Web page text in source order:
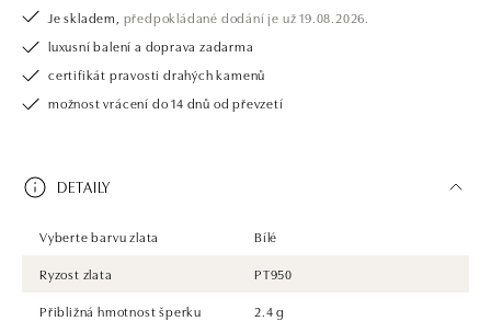
Je skladem, předpokládané dodání je už 19.08.2026.
luxusní balení a doprava zadarma
certifikát pravosti drahých kamenů
možnost vrácení do 14 dnů od převzetí
DETAILY
Vyberte barvu zlata
Bílé
Ryzost zlata
PT950
Přibližná hmotnost šperku
2.4 g